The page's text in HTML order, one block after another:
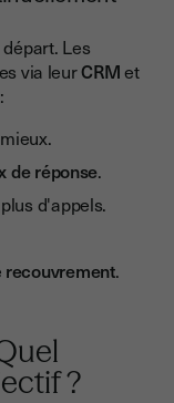
Les
via leurCRMet
de réponse.
d'appels.
recouvrement.
?